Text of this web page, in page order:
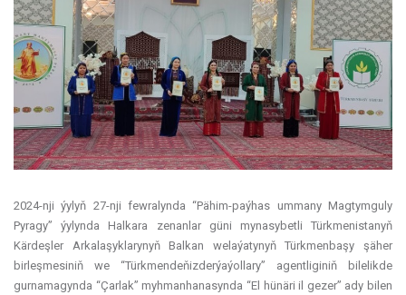
2024-nji ýylyň 27-nji fewralynda “Pähim-paýhas ummany Magtymguly
Pyragy” ýylynda Halkara zenanlar güni mynasybetli Türkmenistanyň
Kärdeşler Arkalaşyklarynyň Balkan welaýatynyň Türkmenbaşy şäher
birleşmesiniň we “Türkmendeňizderýaýollary” agentliginiň bilelikde
gurnamagynda “Çarlak” myhmanhanasynda “El hünäri il gezer” ady bilen